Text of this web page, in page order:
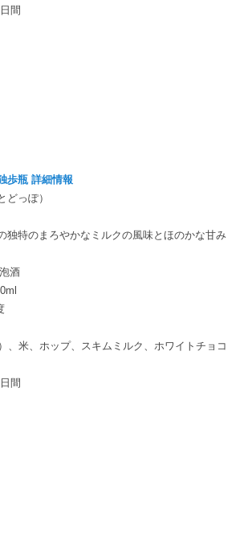
間
歩瓶 詳細情報
どっぽ）
独特のまろやかなミルクの風味とほのかな甘み
酒
、米、ホップ、スキムミルク、ホワイトチョコ
間